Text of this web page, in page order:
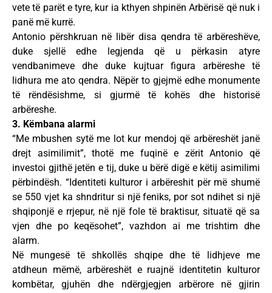
vete të parët e tyre, kur ia kthyen shpinën Arbërisë që nuk i
panë më kurrë.
Antonio përshkruan në libër disa qendra të arbëreshëve,
duke sjellë edhe legjenda që u përkasin atyre
vendbanimeve dhe duke kujtuar figura arbëreshe të
lidhura me ato qendra. Nëpër to gjejmë edhe monumente
të rëndësishme, si gjurmë të kohës dhe historisë
arbëreshe.
3. Këmbana alarmi
“Me mbushen sytë me lot kur mendoj që arbëreshët janë
drejt asimilimit”, thotë me fuqinë e zërit Antonio që
investoi gjithë jetën e tij, duke u bërë digë e këtij asimilimi
përbindësh. “Identiteti kulturor i arbëreshit për më shumë
se 550 vjet ka shndritur si një feniks, por sot ndihet si një
shqiponjë e rrjepur, në një fole të braktisur, situatë që sa
vjen dhe po keqësohet”, vazhdon ai me trishtim dhe
alarm.
Në mungesë të shkollës shqipe dhe të lidhjeve me
atdheun mëmë, arbëreshët e ruajnë identitetin kulturor
kombëtar, gjuhën dhe ndërgjegjen arbërore në gjirin